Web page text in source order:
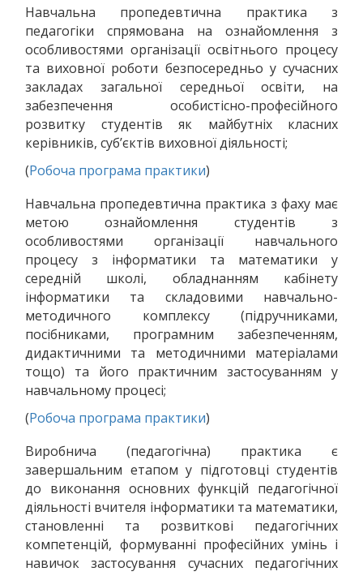
Навчальна пропедевтична практика з
педагогіки спрямована на ознайомлення з
особливостями організації освітнього процесу
та виховної роботи безпосередньо у сучасних
закладах загальної середньої освіти, на
забезпечення особистісно-професійного
розвитку студентів як майбутніх класних
керівників, суб’єктів виховної діяльності;
(Робоча програма практики)
Навчальна пропедевтична практика з фаху має
метою ознайомлення студентів з
особливостями організації навчального
процесу з інформатики та математики у
середній школі, обладнанням кабінету
інформатики та складовими навчально-
методичного комплексу (підручниками,
посібниками, програмним забезпеченням,
дидактичними та методичними матеріалами
тощо) та його практичним застосуванням у
навчальному процесі;
(Робоча програма практики)
Виробнича (педагогічна) практика є
завершальним етапом у підготовці студентів
до виконання основних функцій педагогічної
діяльності вчителя інформатики та математики,
становленні та розвиткові педагогічних
компетенцій, формуванні професійних умінь і
навичок застосування сучасних педагогічних